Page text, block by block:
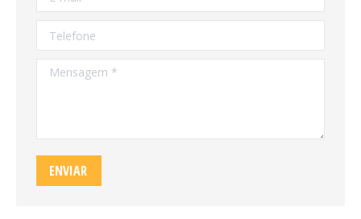
Telefone
Mensagem *
ENVIAR